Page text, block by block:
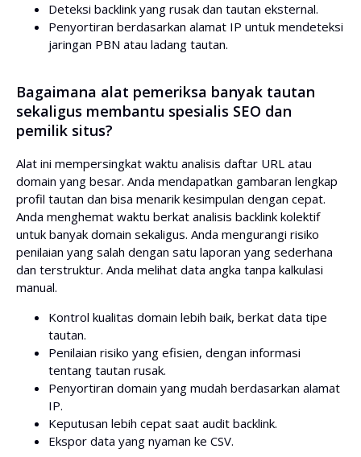
Deteksi backlink yang rusak dan tautan eksternal.
Penyortiran berdasarkan alamat IP untuk mendeteksi
jaringan PBN atau ladang tautan.
Bagaimana alat pemeriksa banyak tautan
sekaligus membantu spesialis SEO dan
pemilik situs?
Alat ini mempersingkat waktu analisis daftar URL atau
domain yang besar. Anda mendapatkan gambaran lengkap
profil tautan dan bisa menarik kesimpulan dengan cepat.
Anda menghemat waktu berkat analisis backlink kolektif
untuk banyak domain sekaligus. Anda mengurangi risiko
penilaian yang salah dengan satu laporan yang sederhana
dan terstruktur. Anda melihat data angka tanpa kalkulasi
manual.
Kontrol kualitas domain lebih baik, berkat data tipe
tautan.
Penilaian risiko yang efisien, dengan informasi
tentang tautan rusak.
Penyortiran domain yang mudah berdasarkan alamat
IP.
Keputusan lebih cepat saat audit backlink.
Ekspor data yang nyaman ke CSV.